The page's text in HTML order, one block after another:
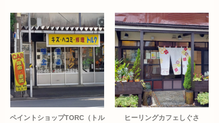
ペイントショップTORC（トル
ヒーリングカフェしぐさ